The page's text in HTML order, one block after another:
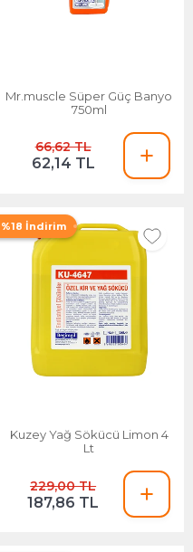
Mr.muscle Süper Güç Banyo
750ml
66,62 TL
62,14 TL
%18 İndirim
Kuzey Yağ Sökücü Limon 4
Lt
229,00 TL
187,86 TL